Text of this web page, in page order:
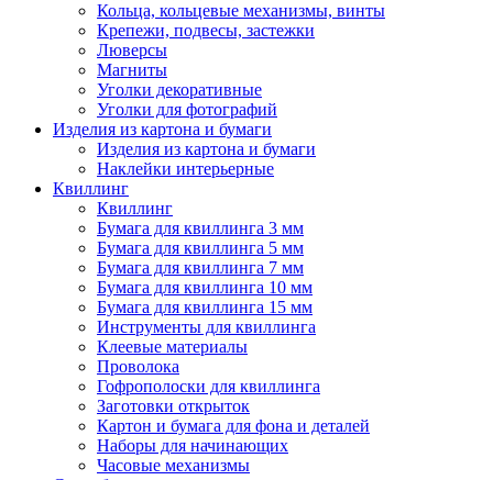
Кольца, кольцевые механизмы, винты
Крепежи, подвесы, застежки
Люверсы
Магниты
Уголки декоративные
Уголки для фотографий
Изделия из картона и бумаги
Изделия из картона и бумаги
Наклейки интерьерные
Квиллинг
Квиллинг
Бумага для квиллинга 3 мм
Бумага для квиллинга 5 мм
Бумага для квиллинга 7 мм
Бумага для квиллинга 10 мм
Бумага для квиллинга 15 мм
Инструменты для квиллинга
Клеевые материалы
Проволока
Гофрополоски для квиллинга
Заготовки открыток
Картон и бумага для фона и деталей
Наборы для начинающих
Часовые механизмы